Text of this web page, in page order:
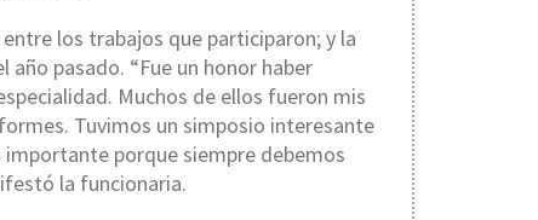
los trabajos que participaron; y la
pasado. “Fue un honor haber
Muchos de ellos fueron mis
Tuvimos un simposio interesante
importante porque siempre debemos
la funcionaria.